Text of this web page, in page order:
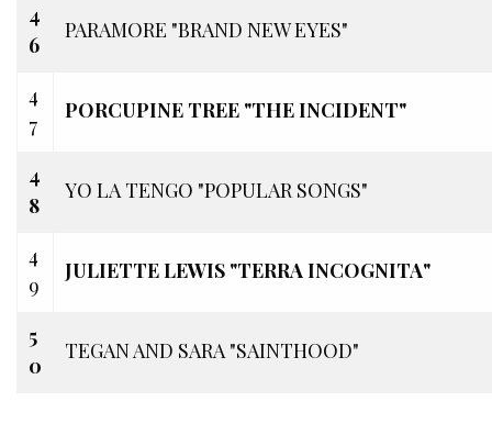
4
6
PARAMORE "BRAND NEW EYES"
4
7
PORCUPINE TREE "THE INCIDENT"
4
8
YO LA TENGO "POPULAR SONGS"
4
9
JULIETTE LEWIS "TERRA INCOGNITA"
5
0
TEGAN AND SARA "SAINTHOOD"